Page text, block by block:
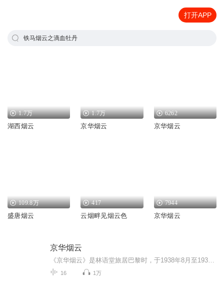
打开APP
铁马烟云之滴血牡丹
1.7万
湖西烟云
1.7万
京华烟云
6262
京华烟云
109.8万
盛唐烟云
417
云烟畔见烟云色
7944
京华烟云
京华烟云
16 1万